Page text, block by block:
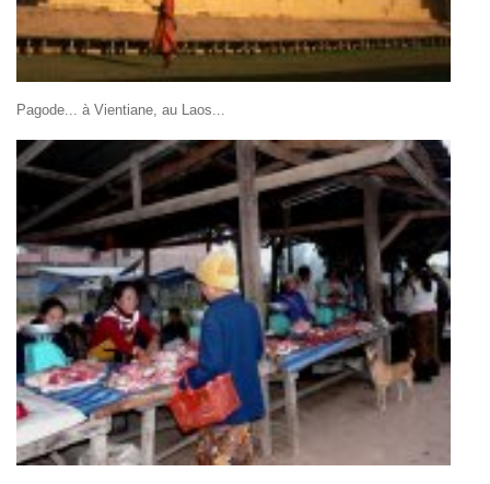
Pagode... à Vientiane, au Laos...